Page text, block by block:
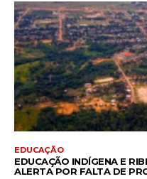
EDUCAÇÃO
EDUCAÇÃO INDÍGENA E
ALERTA POR FALTA DE